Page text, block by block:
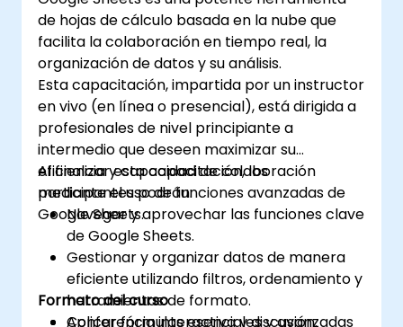
de hojas de cálculo basada en la nube que
facilita la colaboración en tiempo real, la
organización de datos y su análisis.
Esta capacitación, impartida por un instructor
en vivo (en línea o presencial), está dirigida a
profesionales de nivel principiante a
intermedio que deseen maximizar su
eficiencia y capacidad de colaboración
mediante el uso de funciones avanzadas de
Google Sheets.
Al finalizar esta capacitación, los
participantes podrán:
Navegar y aprovechar las funciones clave
de Google Sheets.
Gestionar y organizar datos de manera
eficiente utilizando filtros, ordenamiento y
herramientas de formato.
Aplicar fórmulas esenciales y avanzadas
Formato del curso
Conferencia interactiva y discusión.